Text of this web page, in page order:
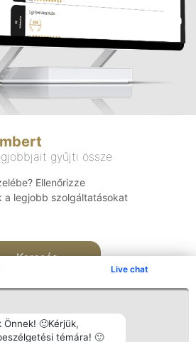
Live chat
🙂Kérjük,
témára! 🙂
gyűjti össze
Ellenőrizze
a legjobb szolgáltatásokat
Keresés